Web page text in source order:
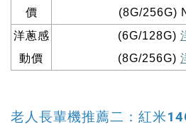
價
(8G/256G)
洋蔥感
動價
(6G/128G)
(8G/256G)
老人長輩機推薦二：紅米